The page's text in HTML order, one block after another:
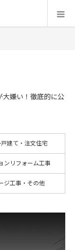
大嫌い！徹底的に公
建て・注文住宅
ンリフォーム工事
ジ工事・その他